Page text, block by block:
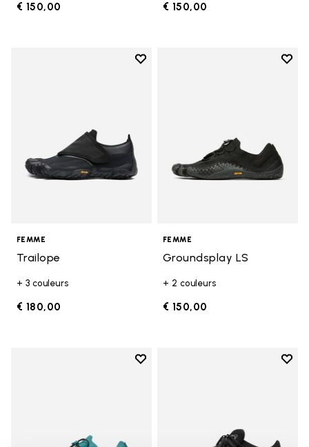
€ 150,00 € 150,00
Add to wishlist
FEMME
Trailope
+ 3 couleurs
€ 180,00
Add
FEMME
Groundsplay LS
+ 2 couleurs
€ 150,00
Add to wishlist
Add